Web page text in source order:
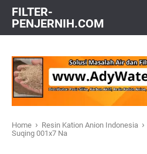
FILTER-
PENJERNIH.COM
Home › Resin Kation Anion Indonesia ›
Suqing 001x7 Na